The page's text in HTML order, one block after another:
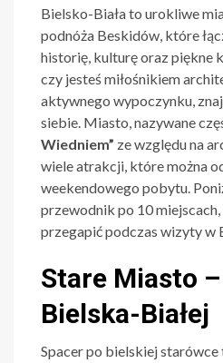
Bielsko-Biała to urokliwe
podnóża Beskidów, które
historię, kulturę oraz piękne
czy jesteś miłośnikiem
aktywnego wypoczynku,
siebie. Miasto, nazywane
Wiedniem” ze względu na
wiele atrakcji, które można
weekendowego pobytu.
przewodnik po 10
przegapić podczas wizyty w
Stare Miasto
Bielska-Białej
Spacer po bielskiej